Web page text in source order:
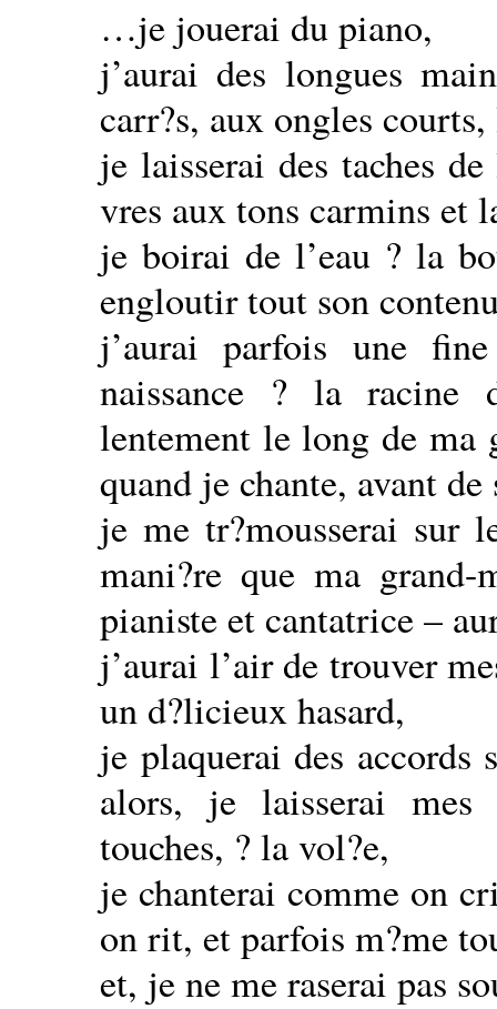
…je jouerai du piano,
j’aurai des longues
carr?s, aux ongles
je laisserai des taches
vres aux tons carmins et
je boirai de l’eau ? la
engloutir tout son
j’aurai parfois une
naissance ? la racine
lentement le long de ma
quand je chante, avant de
je me tr?mousserai sur
mani?re que ma
pianiste et cantatrice –
j’aurai l’air de trouver
un d?licieux hasard,
je plaquerai des accords
alors, je laisserai mes
touches, ? la vol?e,
je chanterai comme on
on rit, et parfois m?me
et, je ne me raserai pas